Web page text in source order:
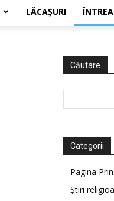
LĂCAŞURI
Căutare
Categorii
Pagina
Știri